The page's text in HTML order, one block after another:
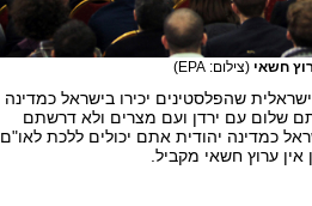
חשאי (צילום: EPA)
שהפלסטינים יכירו בישראל כמדינה
שלום עם ירדן ועם מצרים ולא דרשתם
כמדינה יהודית אתם יכולים ללכת לאו"ם
ערוץ חשאי מקביל.